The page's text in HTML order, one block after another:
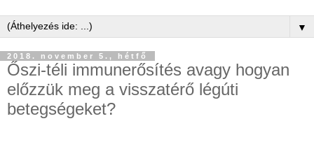
▼
2018. november 5., hétfő
Őszi-téli immunerősítés avagy hogyan
előzzük meg a visszatérő légúti
betegségeket?